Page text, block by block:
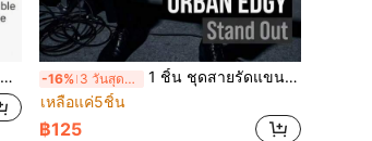
-16% 3 วันสุดท้าย
1 ชิ้น ชุดสายรัดแขนหนัง ชุดรัดตัว เหมาะสำหรับผู้ชื่นชอบแฟชั่น สไตล์สตรีท วัยรุ่น การแสดงบนเวที การแสดงรันเวย์ การถ่ายภาพส่วนตัว
เหลือแค่5ชิ้น
฿125